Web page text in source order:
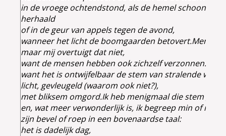
in de vroege ochtendstond, als de hemel schoon is,
herhaald
of in de geur van appels tegen de avond,
wanneer het licht de boomgaarden betovert.Men
maar mij overtuigt dat niet,
want de mensen hebben ook zichzelf verzonnen.
want het is ontwijfelbaar de stem van stralende
licht, gevleugeld (waarom ook niet?),
met bliksem omgord.Ik heb menigmaal die stem
en, wat meer verwonderlijk is, ik begreep min of meer
zijn bevel of roep in een bovenaardse taal:
het is dadelijk dag,